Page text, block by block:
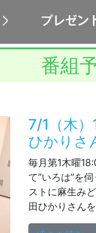
番組
7/1（木
ひかりさ
毎月第1木曜
て”いろは”を
ストに麻生み
田ひかりさん